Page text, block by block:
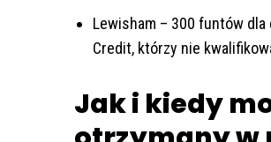
Lewisham – 300 funtów
Credit, którzy nie
Jak i kiedy